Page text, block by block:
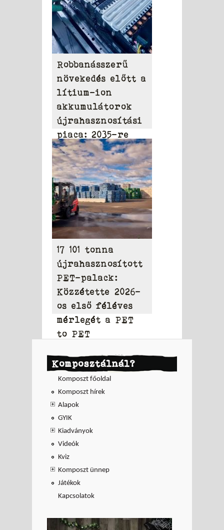
Robbanásszerű
növekedés előtt a
lítium-ion
akkumulátorok
újrahasznosítási
piaca: 2035-re
elérheti a 31,95
milliárd dollárt
17 101 tonna
újrahasznosított
PET-palack:
Közzétette 2026-
os első féléves
mérlegét a PET
to PET
Komposztálnál?
Komposzt főoldal
Komposzt hírek
Alapok
GYIK
Kiadványok
Videók
Kviz
Komposzt ünnep
Játékok
Kapcsolatok